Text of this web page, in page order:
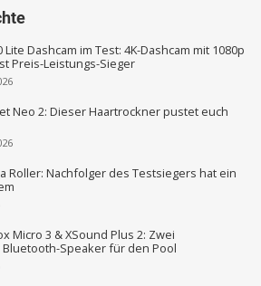
Lite Dashcam im Test: 4K-Dashcam mit 1080p
Preis-Leistungs-Sieger
Neo 2: Dieser Haartrockner pustet euch
Roller: Nachfolger des Testsiegers hat ein
Micro 3 & XSound Plus 2: Zwei
Speaker für den Pool